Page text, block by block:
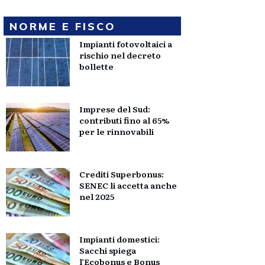
NORME E FISCO
Impianti fotovoltaici a
rischio nel decreto
bollette
Imprese del Sud:
contributi fino al 65%
per le rinnovabili
Crediti Superbonus:
SENEC li accetta anche
nel 2025
Impianti domestici:
Sacchi spiega
l’Ecobonus e Bonus